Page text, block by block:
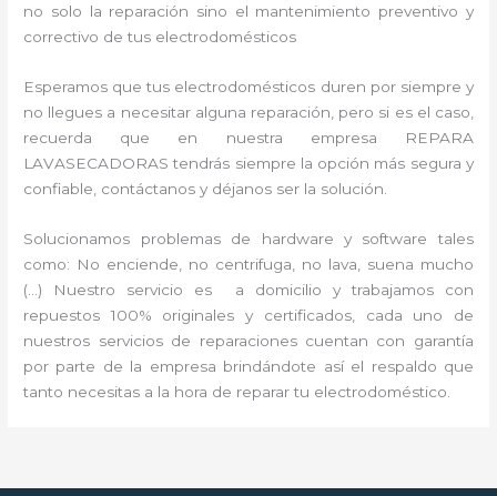
no solo la reparación sino el mantenimiento preventivo y
correctivo de tus electrodomésticos
Esperamos que tus electrodomésticos duren por siempre y
no llegues a necesitar alguna reparación, pero si es el caso,
recuerda que en nuestra empresa REPARA
LAVASECADORAS tendrás siempre la opción más segura y
confiable, contáctanos y déjanos ser la solución.
Solucionamos problemas de hardware y software tales
como: No enciende, no centrifuga, no lava, suena mucho
(…) Nuestro servicio es a domicilio y trabajamos con
repuestos 100% originales y certificados, cada uno de
nuestros servicios de reparaciones cuentan con garantía
por parte de la empresa brindándote así el respaldo que
tanto necesitas a la hora de reparar tu electrodoméstico.